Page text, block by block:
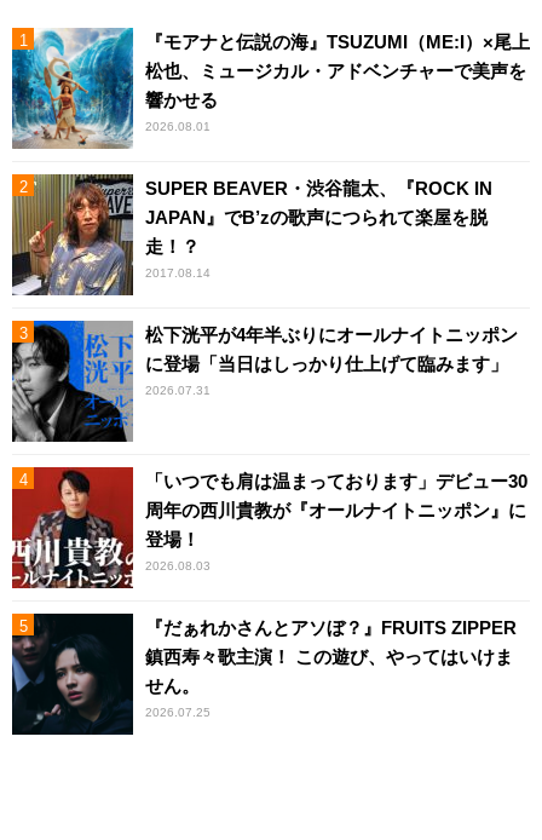
『モアナと伝説の海』TSUZUMI（ME:I）×尾上
松也、ミュージカル・アドベンチャーで美声を
響かせる
2026.08.01
SUPER BEAVER・渋谷龍太、『ROCK IN
JAPAN』でB’zの歌声につられて楽屋を脱
走！？
2017.08.14
松下洸平が4年半ぶりにオールナイトニッポン
に登場「当日はしっかり仕上げて臨みます」
2026.07.31
「いつでも肩は温まっております」デビュー30
周年の西川貴教が『オールナイトニッポン』に
登場！
2026.08.03
『だぁれかさんとアソぼ？』FRUITS ZIPPER
鎮西寿々歌主演！ この遊び、やってはいけま
せん。
2026.07.25